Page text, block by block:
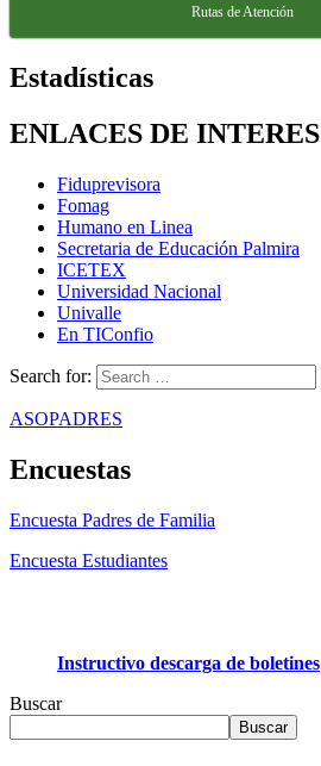
Rutas de Atención
Estadísticas
ENLACES DE INTERES
Fiduprevisora
Fomag
Humano en Linea
Secretaria de Educación Palmira
ICETEX
Universidad Nacional
Univalle
En TIConfio
Search for:
ASOPADRES
Encuestas
Encuesta Padres de Familia
Encuesta Estudiantes
Instructivo descarga de boletines
Buscar
Buscar